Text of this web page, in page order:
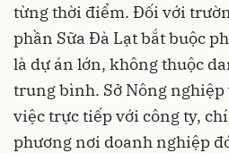
từng thời điểm. Đối với
phần Sữa Đà Lạt bắt buộc
là dự án lớn, không thuộc
trung bình. Sở Nông
việc trực tiếp với công ty,
phương nơi doanh nghiệp